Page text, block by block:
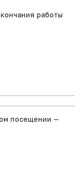
работы
посещении —